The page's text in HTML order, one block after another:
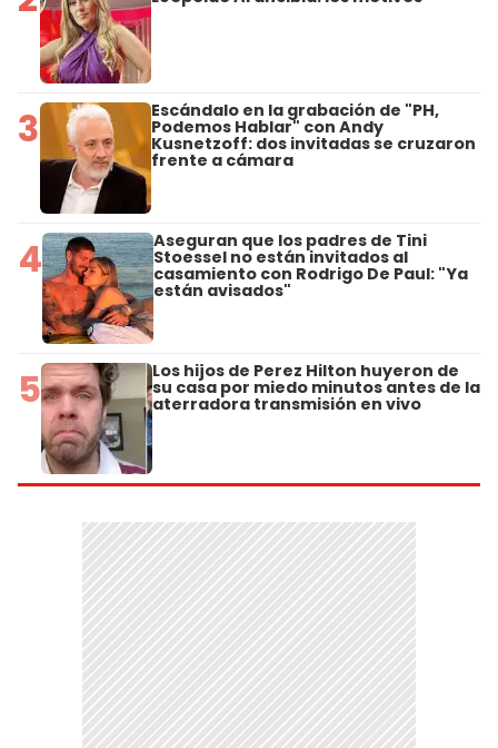
3 Escándalo en la grabación de "PH,
Podemos Hablar" con Andy
Kusnetzoff: dos invitadas se cruzaron
frente a cámara
4 Aseguran que los padres de Tini
Stoessel no están invitados al
casamiento con Rodrigo De Paul: "Ya
están avisados"
5 Los hijos de Perez Hilton huyeron de
su casa por miedo minutos antes de la
aterradora transmisión en vivo